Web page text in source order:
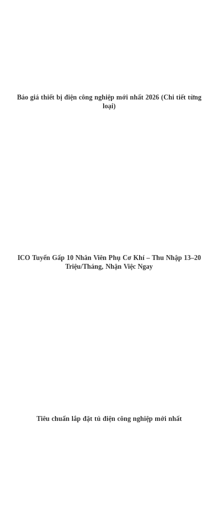
Báo giá thiết bị điện công nghiệp mới nhất 2026 (Chi tiết từng
loại)
ICO Tuyển Gấp 10 Nhân Viên Phụ Cơ Khí – Thu Nhập 13–20
Triệu/Tháng, Nhận Việc Ngay
Tiêu chuẩn lắp đặt tủ điện công nghiệp mới nhất